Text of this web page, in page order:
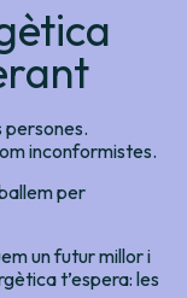
persones.
inconformistes.
per
un futur millor i
t’espera: les